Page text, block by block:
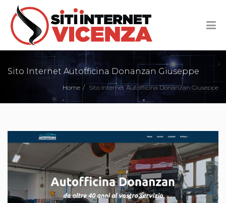
Sito Internet Autofficina Donanzan Giuseppe
Home Sito Internet Autofficina Donanzan Giuseppe